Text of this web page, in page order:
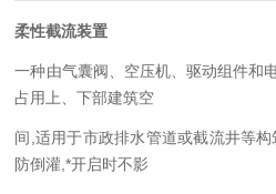
柔性截流装置
一种由气囊阀、空压机、驱动组件和
占用上、下部建筑空
间 适用于市政排水管道或截流井等构
防倒灌 ,*开启时不影